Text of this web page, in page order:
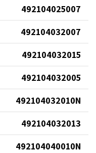
492104025007
492104032007
492104032015
492104032005
492104032010N
492104032013
492104040010N